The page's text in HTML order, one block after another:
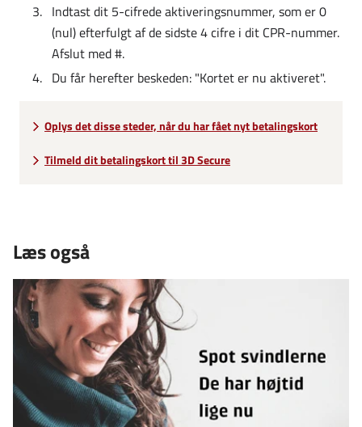
Indtast dit 5-cifrede aktiveringsnummer, som er 0
(nul) efterfulgt af de sidste 4 cifre i dit CPR-nummer.
Afslut med #.
Du får herefter beskeden: "Kortet er nu aktiveret".
Oplys det disse steder, når du har fået nyt betalingskort
Tilmeld dit betalingskort til 3D Secure
Læs også